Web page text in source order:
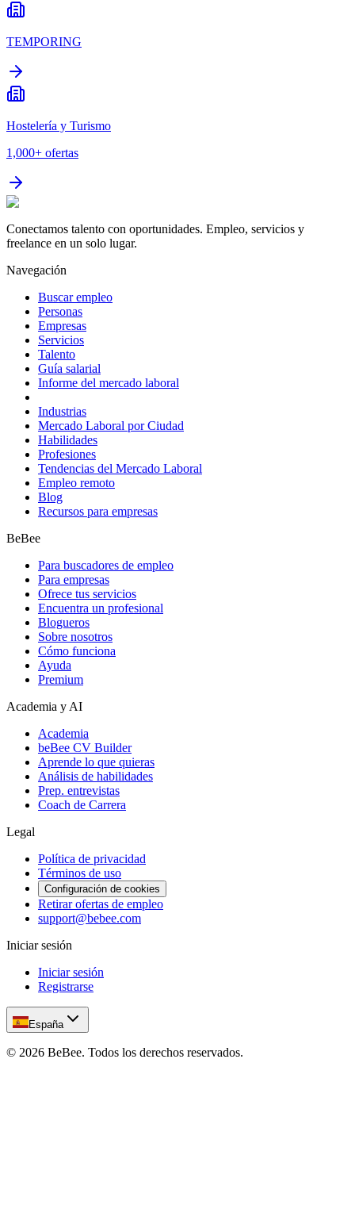
TEMPORING
Hostelería y Turismo
1,000+ ofertas
Conectamos talento con oportunidades. Empleo, servicios y
freelance en un solo lugar.
Navegación
Buscar empleo
Personas
Empresas
Servicios
Talento
Guía salarial
Informe del mercado laboral
Industrias
Mercado Laboral por Ciudad
Habilidades
Profesiones
Tendencias del Mercado Laboral
Empleo remoto
Blog
Recursos para empresas
BeBee
Para buscadores de empleo
Para empresas
Ofrece tus servicios
Encuentra un profesional
Blogueros
Sobre nosotros
Cómo funciona
Ayuda
Premium
Academia y AI
Academia
beBee CV Builder
Aprende lo que quieras
Análisis de habilidades
Prep. entrevistas
Coach de Carrera
Legal
Política de privacidad
Términos de uso
Configuración de cookies
Retirar ofertas de empleo
support@bebee.com
Iniciar sesión
Iniciar sesión
Registrarse
España
© 2026 BeBee. Todos los derechos reservados.